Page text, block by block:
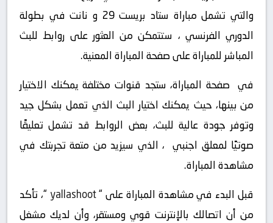
والتي تشمل مباراة ستاد بريست 29 و نانت في بطولة
الدوري الفرنسي ، ستتمكن من العثور على روابط للبث
المباشر للمباراة على صفحة المباراة المعنية.
في صفحة المباراة، ستجد قنوات مختلفة يمكنك الاختيار
من بينها، حيث يمكنك اختيار البث الذي تعمل بشكل جيد
وتوفر جودة عالية للبث، بعض الروابط قد تشمل تعليقًا
صوتيًا لمعلق اجنبي ، الذي سيزيد من متعة تجربتك في
مشاهدة المباراة.
قبل البدء في مشاهدة المباراة على “yallashoot
“، تأكد
من أن اتصالك بالإنترنت قوي ومستقر، وأن لديك مشغل